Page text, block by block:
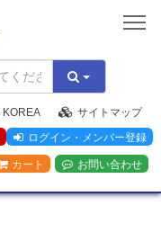
KOREA
サイトマップ
ログイン・メンバー登録
カート お問い合わせ